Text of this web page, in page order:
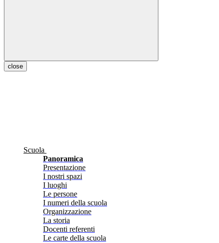
close
Scuola
Panoramica
Presentazione
I nostri spazi
I luoghi
Le persone
I numeri della scuola
Organizzazione
La storia
Docenti referenti
Le carte della scuola